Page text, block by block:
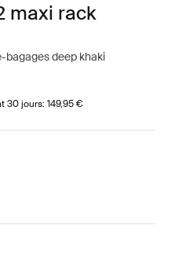
maxi rack
bagages deep khaki
30 jours: 149,95 €
(selected)
minuit foncée
Jaune poli
2 Maxi Aigue-marine
2 Maxi Mint Green
Nexxt 2 Maxi Chocolate